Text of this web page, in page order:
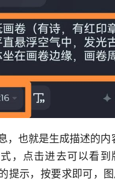
，也就是生成描述的内
，点击进去可以看到
提示，按要求即可，